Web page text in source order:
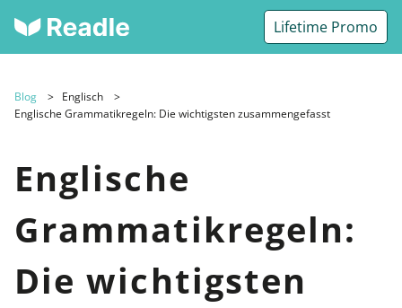
Lifetime Promo
Blog
Englisch
Englische Grammatikregeln: Die wichtigsten zusammengefasst
Englische
Grammatikregeln:
Die wichtigsten